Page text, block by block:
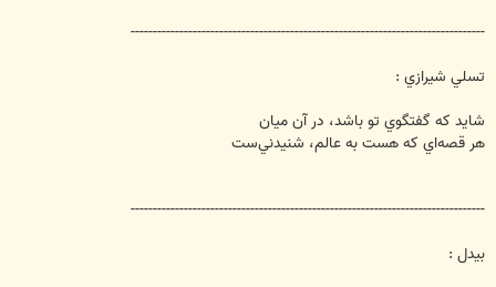
--------------------------------------------------------------------------------
تسلي شيرازي :
شايد كه گفتگوي تو باشد، در آن ميان
هر قصه‌اي كه هست به عالم، شنيدني‌ست
--------------------------------------------------------------------------------
بيدل :